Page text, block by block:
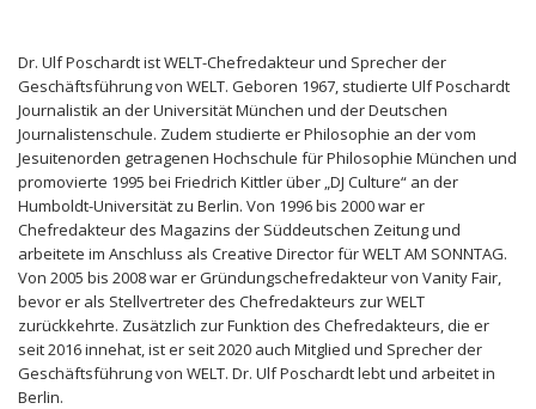
Dr. Ulf Poschardt ist WELT-Chefredakteur und Sprecher der
Geschäftsführung von WELT. Geboren 1967, studierte Ulf Poschardt
Journalistik an der Universität München und der Deutschen
Journalistenschule. Zudem studierte er Philosophie an der vom
Jesuitenorden getragenen Hochschule für Philosophie München und
promovierte 1995 bei Friedrich Kittler über „DJ Culture“ an der
Humboldt-Universität zu Berlin. Von 1996 bis 2000 war er
Chefredakteur des Magazins der Süddeutschen Zeitung und
arbeitete im Anschluss als Creative Director für WELT AM SONNTAG.
Von 2005 bis 2008 war er Gründungschefredakteur von Vanity Fair,
bevor er als Stellvertreter des Chefredakteurs zur WELT
zurückkehrte. Zusätzlich zur Funktion des Chefredakteurs, die er
seit 2016 innehat, ist er seit 2020 auch Mitglied und Sprecher der
Geschäftsführung von WELT. Dr. Ulf Poschardt lebt und arbeitet in
Berlin.